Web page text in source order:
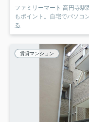
ファミリーマート 高円寺
もポイント。自宅でパソコ
る
賃貸マンション